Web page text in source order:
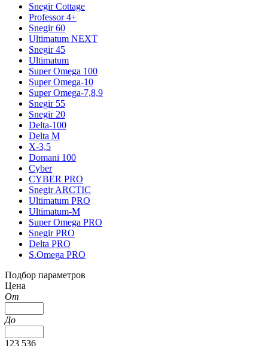
Snegir Cottage
Professor 4+
Snegir 60
Ultimatum NEXT
Snegir 45
Ultimatum
Super Omega 100
Super Omega-10
Super Omega-7,8,9
Snegir 55
Snegir 20
Delta-100
Delta M
X-3,5
Domani 100
Cyber
CYBER PRO
Snegir ARCTIC
Ultimatum PRO
Ultimatum-M
Super Omega PRO
Snegir PRO
Delta PRO
S.Omega PRO
Подбор параметров
Цена
От
До
123 536